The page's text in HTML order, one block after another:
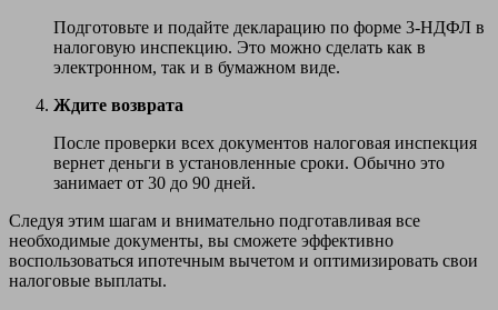
Подготовьте и подайте декларацию по форме 3-НДФЛ в
налоговую инспекцию. Это можно сделать как в
электронном, так и в бумажном виде.
Ждите возврата
После проверки всех документов налоговая инспекция
вернет деньги в установленные сроки. Обычно это
занимает от 30 до 90 дней.
Следуя этим шагам и внимательно подготавливая все
необходимые документы, вы сможете эффективно
воспользоваться ипотечным вычетом и оптимизировать свои
налоговые выплаты.